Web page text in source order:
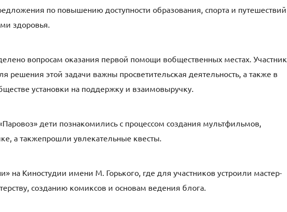
по повышению доступности образования, спорта и путешествий
здоровья.
вопросам оказания первой помощи вобщественных местах.
ля решения этой задачи важны просветительская деятельность, а также в
установки на поддержку и взаимовыручку.
дети познакомились с процессом создания мультфильмов,
, а такжепрошли увлекательные квесты.
на Киностудии имени М. Горького, где для участников устроили мастер-
созданию комиксов и основам ведения блога.